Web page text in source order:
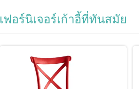
เฟอร์นิเจอร์เก้าอี้ที่ทันสมัย